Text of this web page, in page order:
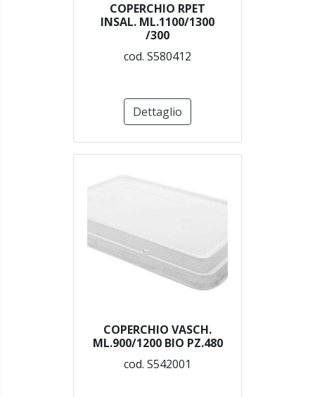
COPERCHIO RPET
INSAL. ML.1100/1300
/300
cod. S580412
Dettaglio
COPERCHIO VASCH.
ML.900/1200 BIO PZ.480
cod. S542001